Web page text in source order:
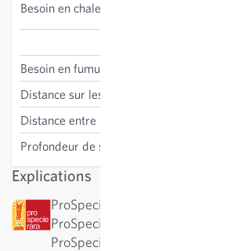
Besoin en chaleur
Besoin en fumure
Distance sur les lignes
Distance entre les lignes
Profondeur de semis
Explications
ProSpecieRara : cette variété a
ProSpecieRara comme variété
ProSpecieRara est une